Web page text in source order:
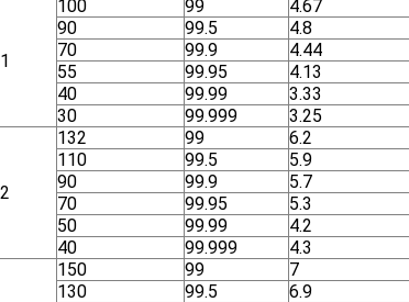
100 99 4.67
90 99.5
4.8
70
99.9
4.44
55
99.95
4.13
40
99.99
3.33
30
99.999 3.25
132 99 6.2
110 99.5
5.9
90
99.9
5.7
70
99.95
5.3
50
99.99
4.2
40
99.999 4.3
150 99 7
130 99.5
6.9